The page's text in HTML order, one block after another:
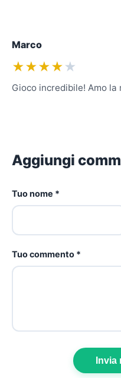
Marco
★★★★ ★
Gioco incredibile! Amo la
Aggiungi
Tuo nome *
Tuo commento *
Invia